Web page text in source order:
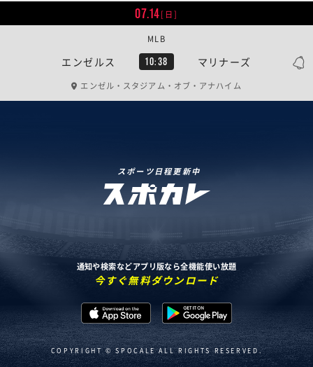
07.14[日]
エンゼルス 10:38 マリナーズ
MLB
エンゼル・スタジアム・オブ・アナハイム
スポーツ日程更新中
通知や検索などアプリ版なら全機能使い放題
今すぐ無料ダウンロード
COPYRIGHT © SPOCALE ALL RIGHTS RESERVED.